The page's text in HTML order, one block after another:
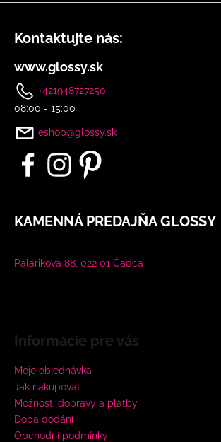
Kontaktujte nás:
www.glossy.sk
+421948727250
08:00 - 15:00
eshop@glossy.sk
KAMENNÁ PREDAJŇA GLOSSY
Palárikova 88, 022 01 Čadca
Informácie pre vás
Moje objednávka
Jak nakupovat
Možnosti dopravy a platby
Doba dodání
Obchodní podmínky